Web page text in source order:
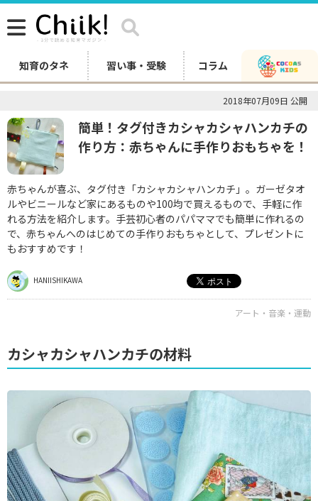
知育のタネ 習い事・受験 コラム
2018年07月09日 公開
簡単！タグ付きカシャカシャハンカチの
作り方：赤ちゃんに手作りおもちゃを！
赤ちゃんが喜ぶ、タグ付き「カシャカシャハンカチ」。ガーゼタオ
ルやビニールなど家にあるものや100均で買えるもので、手軽に作
れる方法を紹介します。手芸初心者のパパママでも簡単に作れるの
で、赤ちゃんへのはじめての手作りおもちゃとして、プレゼントに
もおすすめです！
HANIISHIKAWA
アート・音楽・運動
カシャカシャハンカチの材料